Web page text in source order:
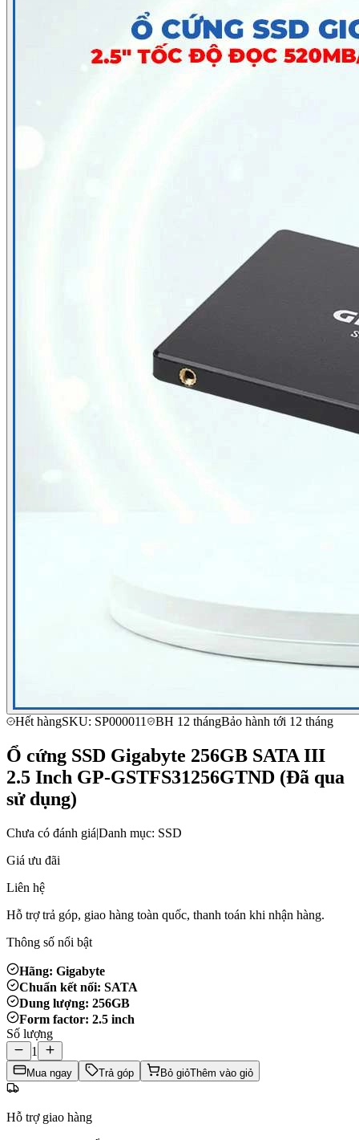
Hết hàngSKU: SP000011 BH 12 thángBảo hành tới 12 tháng
Ổ cứng SSD Gigabyte 256GB SATA III
2.5 Inch GP-GSTFS31256GTND (Đã qua
sử dụng)
Chưa có đánh giá|Danh mục: SSD
Giá ưu đãi
Liên hệ
Hỗ trợ trả góp, giao hàng toàn quốc, thanh toán khi nhận hàng.
Thông số nổi bật
Hãng: Gigabyte
Chuẩn kết nối: SATA
Dung lượng: 256GB
Form factor: 2.5 inch
Số lượng
1
Mua ngay Trả góp Bỏ giỏThêm vào giỏ
Hỗ trợ giao hàng